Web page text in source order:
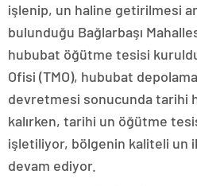
işlenip, un haline getirilmesi
bulunduğu Bağlarbaşı
hububat öğütme tesisi
Ofisi (TMO), hububat
devretmesi sonucunda tarihi
kalırken, tarihi un öğütme
işletiliyor, bölgenin kaliteli un
devam ediyor.